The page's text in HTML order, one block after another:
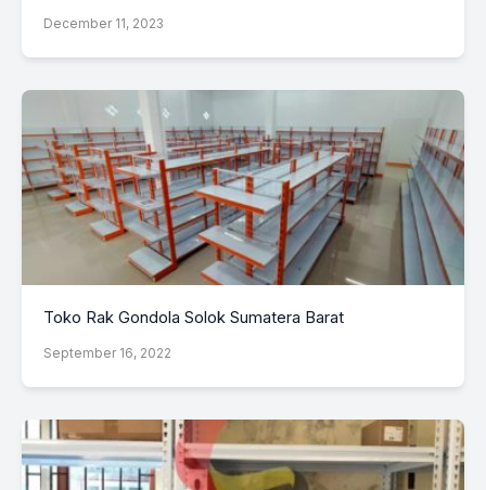
December 11, 2023
Toko Rak Gondola Solok Sumatera Barat
September 16, 2022